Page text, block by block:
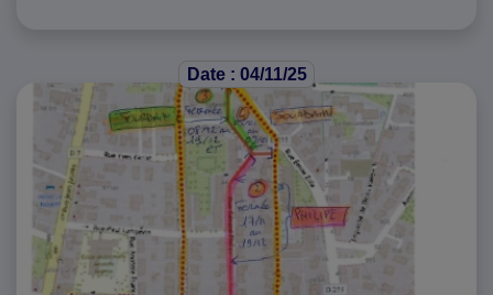
Date : 04/11/25